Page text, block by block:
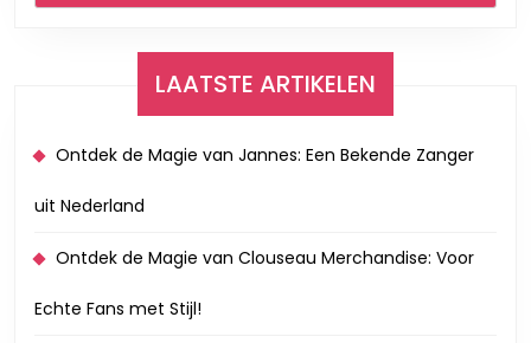
LAATSTE ARTIKELEN
Ontdek de Magie van Jannes: Een Bekende Zanger
uit Nederland
Ontdek de Magie van Clouseau Merchandise: Voor
Echte Fans met Stijl!